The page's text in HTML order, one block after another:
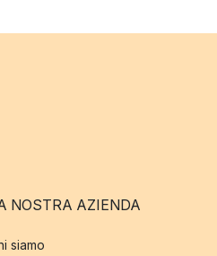
NOSTRA AZIENDA
siamo